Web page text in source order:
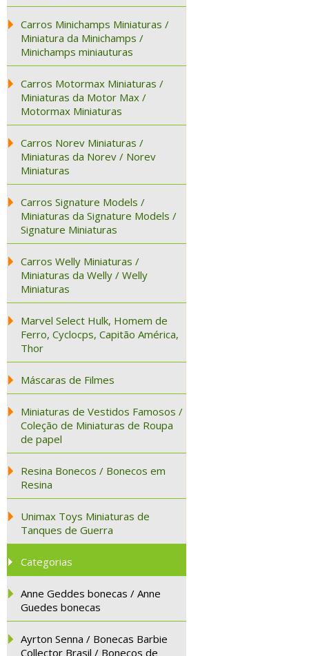
Carros Minichamps Miniaturas /
Miniatura da Minichamps /
Minichamps miniauturas
Carros Motormax Miniaturas /
Miniaturas da Motor Max /
Motormax Miniaturas
Carros Norev Miniaturas /
Miniaturas da Norev / Norev
Miniaturas
Carros Signature Models /
Miniaturas da Signature Models /
Signature Miniaturas
Carros Welly Miniaturas /
Miniaturas da Welly / Welly
Miniaturas
Marvel Select Hulk, Homem de
Ferro, Cyclocps, Capitão América,
Thor
Máscaras de Filmes
Miniaturas de Vestidos Famosos /
Coleção de Miniaturas de Roupa
de papel
Resina Bonecos / Bonecos em
Resina
Unimax Toys Miniaturas de
Tanques de Guerra
Categorias
Anne Geddes bonecas / Anne
Guedes bonecas
Ayrton Senna / Bonecas Barbie
Collector Brasil / Bonecos de